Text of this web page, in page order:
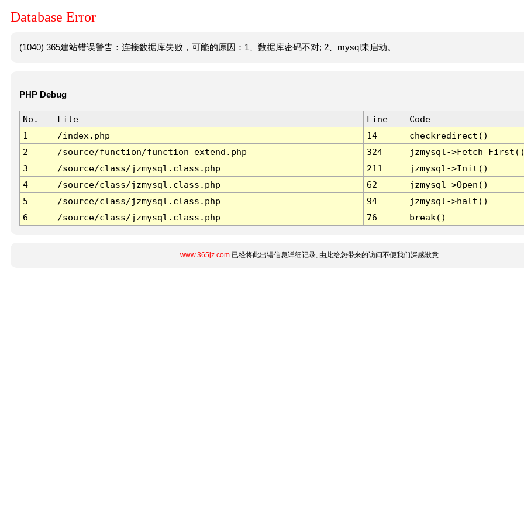
Database Error
(1040) 365建站错误警告：连接数据库失败，可能的原因：1、数据库密码不对; 2、mysql未启动。
PHP Debug
No. File Line
Code
1
/index.php 14
checkredirect()
2
/source/function/function_extend.php 324
jzmysql-
3
/source/class/jzmysql.class.php 211
jzmysql->Init()
4
/source/class/jzmysql.class.php 62
jzmysql->Open()
5
/source/class/jzmysql.class.php 94
jzmysql->halt()
6
/source/class/jzmysql.class.php 76 break()
www.365jz.com已经将此出错信息详细记录, 由此给您带来的访问不便我们深感歉意.